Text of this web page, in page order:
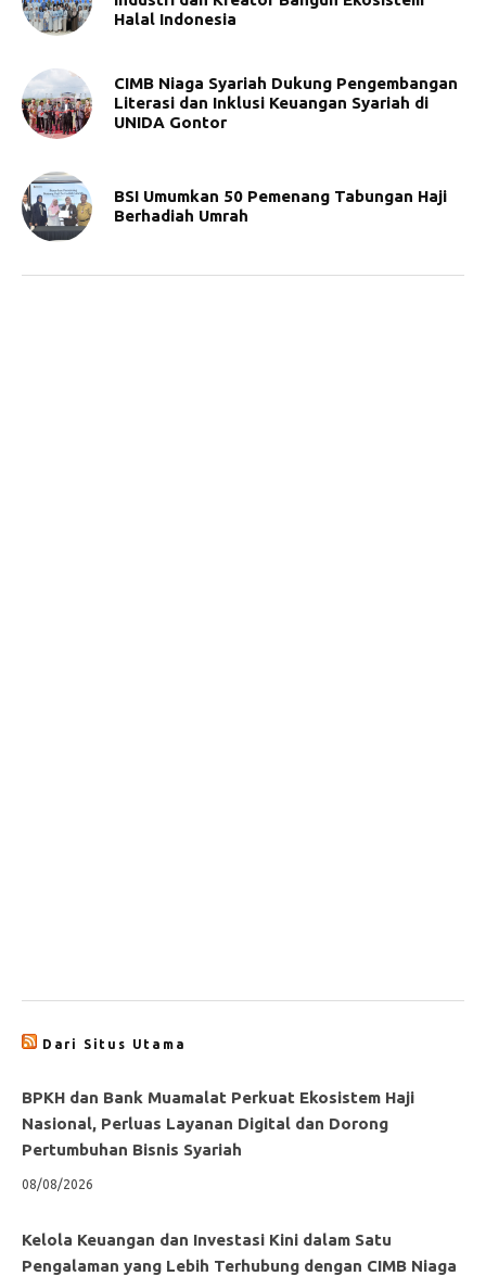
Halal Indonesia
CIMB Niaga Syariah Dukung Pengembangan
Literasi dan Inklusi Keuangan Syariah di
UNIDA Gontor
BSI Umumkan 50 Pemenang Tabungan Haji
Berhadiah Umrah
Dari Situs Utama
BPKH dan Bank Muamalat Perkuat Ekosistem Haji
Nasional, Perluas Layanan Digital dan Dorong
Pertumbuhan Bisnis Syariah
08/08/2026
Kelola Keuangan dan Investasi Kini dalam Satu
Pengalaman yang Lebih Terhubung dengan CIMB Niaga